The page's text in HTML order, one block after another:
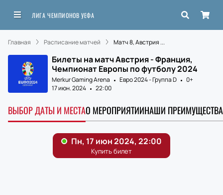
ЛИГА ЧЕМПИОНОВ УЕФА
Главная Расписание матчей Матч 8, Австрия ...
Билеты на матч Австрия - Франция,
Чемпионат Европы по футболу 2024
Merkur Gaming Arena Евро 2024 - Группа D
0+
17 июн. 2024
22:00
ВЫБОР ДАТЫ И МЕСТАО МЕРОПРИЯТИИНАШИ ПРЕИМУЩЕСТВА